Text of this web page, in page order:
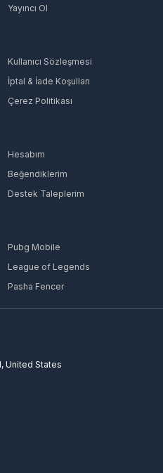
Yayıncı Ol
Kullanıcı Sözleşmesi
İptal & İade Koşulları
Çerez Politikası
Hesabım
Beğendiklerim
Destek Taleplerim
Pubg Mobile
League of Legends
Pasha Fencer
United States